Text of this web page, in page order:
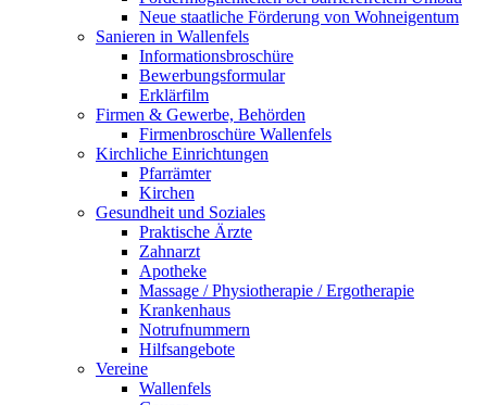
Neue staatliche Förderung von Wohneigentum
Sanieren in Wallenfels
Informationsbroschüre
Bewerbungsformular
Erklärfilm
Firmen & Gewerbe, Behörden
Firmenbroschüre Wallenfels
Kirchliche Einrichtungen
Pfarrämter
Kirchen
Gesundheit und Soziales
Praktische Ärzte
Zahnarzt
Apotheke
Massage / Physiotherapie / Ergotherapie
Krankenhaus
Notrufnummern
Hilfsangebote
Vereine
Wallenfels